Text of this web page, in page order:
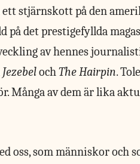
stjärnskott på den
på det prestigefyllda
av hennes
JezebelochThe Hairpin.
Många av dem är lika
oss, som människor och